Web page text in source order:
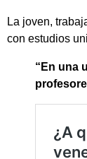
La joven,
con estudios
“En una